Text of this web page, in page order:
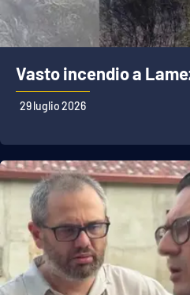
Vasto incendio a
29 luglio 2026